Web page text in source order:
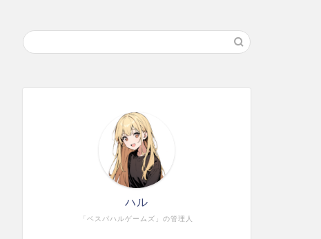
「ベスパハルゲームズ」の管理人
ハル